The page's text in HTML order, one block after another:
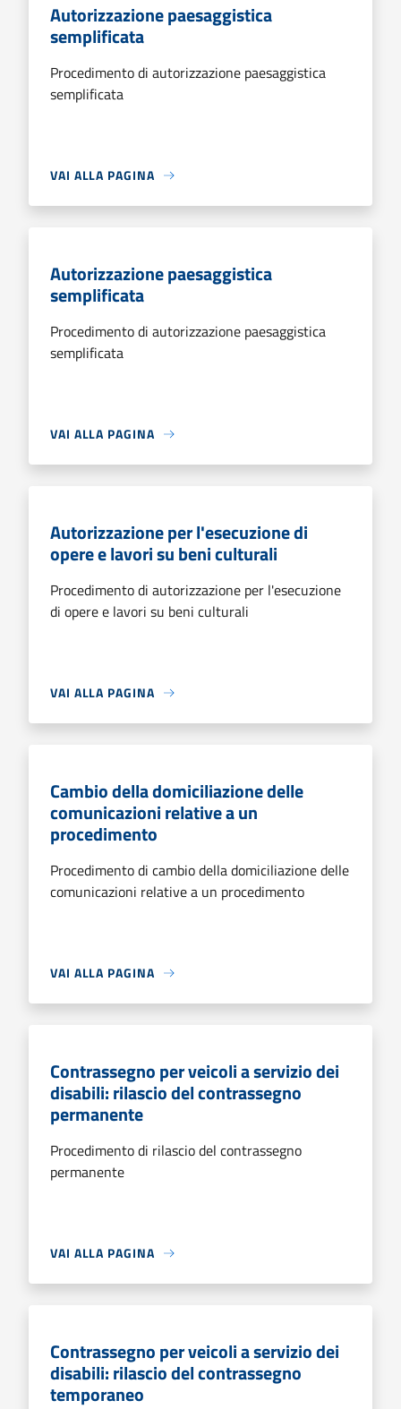
Autorizzazione paesaggistica
semplificata
Procedimento di autorizzazione paesaggistica
semplificata
VAI ALLA PAGINA
Autorizzazione paesaggistica
semplificata
Procedimento di autorizzazione paesaggistica
semplificata
VAI ALLA PAGINA
Autorizzazione per l'esecuzione di
opere e lavori su beni culturali
Procedimento di autorizzazione per l'esecuzione
di opere e lavori su beni culturali
VAI ALLA PAGINA
Cambio della domiciliazione delle
comunicazioni relative a un
procedimento
Procedimento di cambio della domiciliazione delle
comunicazioni relative a un procedimento
VAI ALLA PAGINA
Contrassegno per veicoli a servizio dei
disabili: rilascio del contrassegno
permanente
Procedimento di rilascio del contrassegno
permanente
VAI ALLA PAGINA
Contrassegno per veicoli a servizio dei
disabili: rilascio del contrassegno
temporaneo